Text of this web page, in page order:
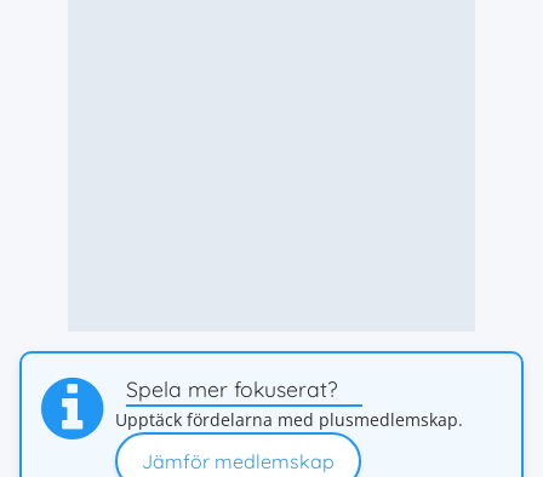
Spela mer fokuserat?
Upptäck fördelarna med plusmedlemskap.
Jämför medlemskap